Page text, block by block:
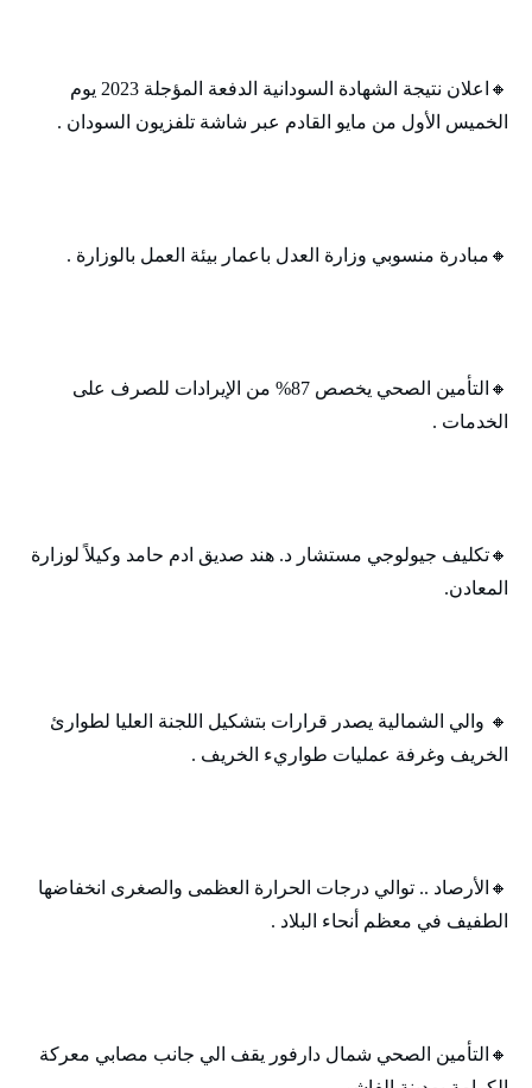
🔸‬‏اعلان نتيجة الشهادة السودانية الدفعة المؤجلة 2023 يوم
الخميس الأول من مايو القادم عبر شاشة تلفزيون السودان .
🔸‬‏مبادرة منسوبي وزارة العدل باعمار بيئة العمل بالوزارة .
🔸‬‏التأمين الصحي يخصص 87% من الإيرادات للصرف على
الخدمات .
🔸‬‏تكليف جيولوجي مستشار د. هند صديق ادم حامد وكيلاً لوزارة
المعادن.
🔸‬‏ والي الشمالية يصدر قرارات بتشكيل اللجنة العليا لطوارئ
الخريف وغرفة عمليات طواريء الخريف .
🔸‬‏الأرصاد .. توالي درجات الحرارة العظمى والصغرى انخفاضها
الطفيف في معظم أنحاء البلاد .
🔸‬‏التأمين الصحي شمال دارفور يقف الي جانب مصابي معركة